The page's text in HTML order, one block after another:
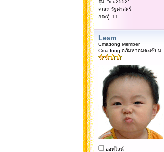
รุ่น: "rcu2552"
คณะ: รัฐศาสตร์
กระทู้: 11
Leam
Cmadong Member
Cmadong อภิมหาอมตะเซียน
ออฟไลน์